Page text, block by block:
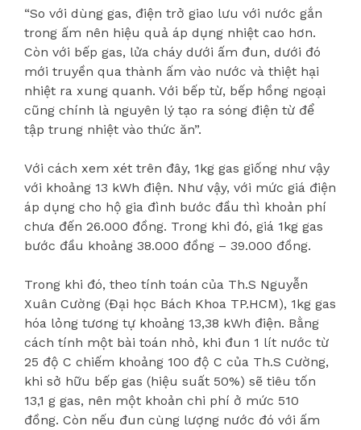
“So với dùng gas, điện trở giao lưu với nước gắn
trong ấm nên hiệu quả áp dụng nhiệt cao hơn.
Còn với bếp gas, lửa cháy dưới ấm đun, dưới đó
mới truyền qua thành ấm vào nước và thiệt hại
nhiệt ra xung quanh. Với bếp từ, bếp hồng ngoại
cũng chính là nguyên lý tạo ra sóng điện từ để
tập trung nhiệt vào thức ăn”.
Với cách xem xét trên đây, 1kg gas giống như vậy
với khoảng 13 kWh điện. Như vậy, với mức giá điện
áp dụng cho hộ gia đình bước đầu thì khoản phí
chưa đến 26.000 đồng. Trong khi đó, giá 1kg gas
bước đầu khoảng 38.000 đồng – 39.000 đồng.
Trong khi đó, theo tính toán của Th.S Nguyễn
Xuân Cường (Đại học Bách Khoa TP.HCM), 1kg gas
hóa lỏng tương tự khoảng 13,38 kWh điện. Bằng
cách tính một bài toán nhỏ, khi đun 1 lít nước từ
25 độ C chiếm khoảng 100 độ C của Th.S Cường,
khi sở hữu bếp gas (hiệu suất 50%) sẽ tiêu tốn
13,1 g gas, nên một khoản chi phí ở mức 510
đồng. Còn nếu đun cùng lượng nước đó với ấm